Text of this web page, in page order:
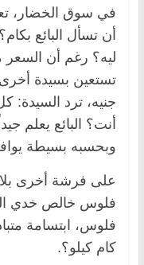
في سوق الخضار،
أن تسأل البائع
أنت؟ البائع يعلم
وبحسبه بسيطة
على فرشة أخرى
فلوس خالص خدي
فلوس، ابتسامة
كام كيلو؟.